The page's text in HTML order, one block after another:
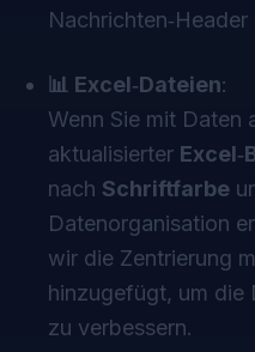
📊 Excel‑Dateien:
Wenn Sie mit Daten
aktualisierter
nach Schriftfarbe
Datenorganisation
wir die Zentrierung
hinzugefügt, um die
zu verbessern.